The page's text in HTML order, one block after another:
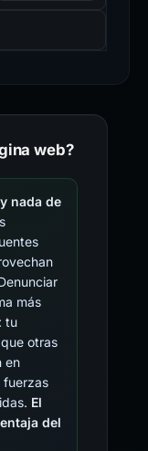
web?
nada de
más
tu
otras
en
fuerzas
El
del